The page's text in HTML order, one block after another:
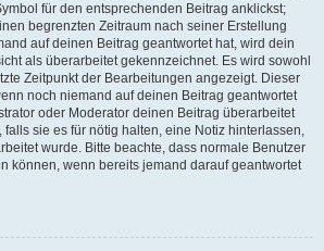
für den entsprechenden Beitrag anklickst;
begrenzten Zeitraum nach seiner Erstellung
auf deinen Beitrag geantwortet hat, wird dein
als überarbeitet gekennzeichnet. Es wird sowohl
Zeitpunkt der Bearbeitungen angezeigt. Dieser
noch niemand auf deinen Beitrag geantwortet
oder Moderator deinen Beitrag überarbeitet
falls sie es für nötig halten, eine Notiz hinterlassen,
wurde. Bitte beachte, dass normale Benutzer
können, wenn bereits jemand darauf geantwortet